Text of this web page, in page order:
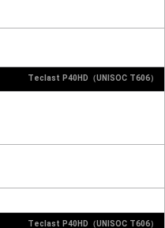
Teclast P40HD（UNISOC T606）
Teclast P40HD（UNISOC T606）